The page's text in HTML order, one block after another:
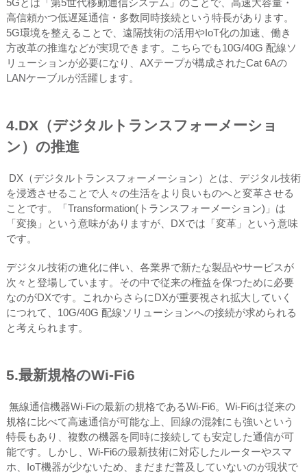
5Gとは「第5世代移動通信システム」のことで、高速大容量・
高信頼かつ低遅延通信・多数同時接続という特長があります。
5G環境を整えることで、遠隔技術の活用やIoT化の加速、働き
方改革の推進などが実現できます。こちらでも10G/40G 配線ソ
リューションが必要になり、AXテープが構成されたCat 6Aの
LANケーブルが活躍します。
4.DX（デジタルトランスフォーメーショ
ン）の推進
DX（デジタルトランスフォーメーション）とは、デジタル技術
を浸透させることで人々の生活をより良いものへと変革させる
ことです。「Transformation(トランスフォーメーション)」は
「変換」という意味がありますが、DXでは「変革」という意味
です。
デジタル技術の進化に伴い、各業界で新たな製品やサービスが
次々と登場しています。その中で従来の権益を保つために必要
なのがDXです。これからさらにDXが重要視され拡大していく
につれて、10G/40G 配線ソリューションへの接続が求められる
と考えられます。
5.最新規格のWi-Fi6
無線通信機器Wi-Fiの最新の規格であるWi-Fi6。Wi-Fi6は従来の
規格に比べて高速通信が可能な上、回線の混雑にも強いという
特長もあり、複数の機器を同時に接続しても安定した通信が可
能です。しかし、Wi-Fi6の最新技術に対応したルーターやスマ
ホ、IoT機器が少ないため、まだまだ普及していないのが現状で